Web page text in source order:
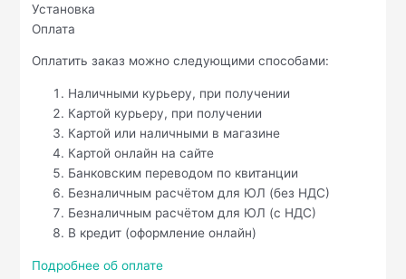
Установка
Оплата
Оплатить заказ можно следующими способами:
Наличными курьеру, при получении
Картой курьеру, при получении
Картой или наличными в магазине
Картой онлайн на сайте
Банковским переводом по квитанции
Безналичным расчётом для ЮЛ (без НДС)
Безналичным расчётом для ЮЛ (с НДС)
В кредит (оформление онлайн)
Подробнее об оплате